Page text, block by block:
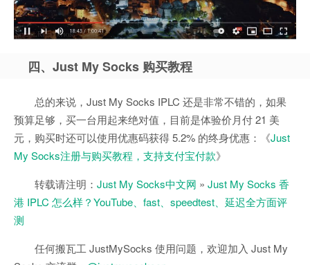
四、Just My Socks 购买教程
总的来说，Just My Socks IPLC 还是非常不错的，如果
预算足够，买一台用起来绝对值，目前是体验价月付 21 美
元，购买时还可以使用优惠码获得 5.2% 的终身优惠：《Just
My Socks注册与购买教程，支持支付宝付款》
转载请注明： Just My Socks中文网 » Just My Socks 香
港 IPLC 怎么样？YouTube、fast、speedtest、延迟全方面评
测
任何搬瓦工 JustMySocks 使用问题，欢迎加入 Just My